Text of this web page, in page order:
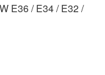
E36 / E34 / E32 /